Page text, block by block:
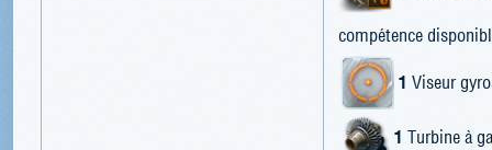
compétence
1 Viseur
1 Turbine à